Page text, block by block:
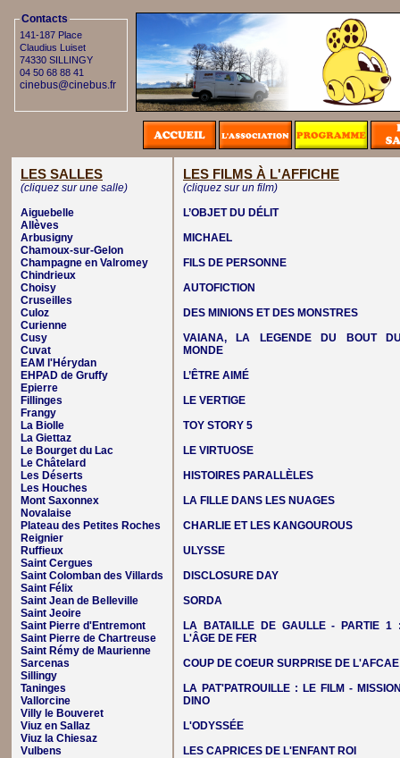
Contacts
141-187 Place
Claudius Luiset
74330 SILLINGY
04 50 68 88 41
cinebus@cinebus.fr
LES SALLES
(cliquez sur une salle)
Aiguebelle
Allèves
Arbusigny
Chamoux-sur-Gelon
Champagne en Valromey
Chindrieux
Choisy
Cruseilles
Culoz
Curienne
Cusy
Cuvat
EAM l'Hérydan
EHPAD de Gruffy
Epierre
Fillinges
Frangy
La Biolle
La Giettaz
Le Bourget du Lac
Le Châtelard
Les Déserts
Les Houches
Mont Saxonnex
Novalaise
Plateau des Petites Roches
Reignier
Ruffieux
Saint Cergues
Saint Colomban des Villards
Saint Félix
Saint Jean de Belleville
Saint Jeoire
Saint Pierre d'Entremont
Saint Pierre de Chartreuse
Saint Rémy de Maurienne
Sarcenas
Sillingy
Taninges
Vallorcine
Villy le Bouveret
Viuz en Sallaz
Viuz la Chiesaz
Vulbens
LES FILMS À L'AFFICHE
(cliquez sur un film)
L’OBJET DU DÉLIT
MICHAEL
FILS DE PERSONNE
AUTOFICTION
DES MINIONS ET DES MONSTRES
VAIANA, LA LEGENDE DU BOUT
MONDE
L’ÊTRE AIMÉ
LE VERTIGE
TOY STORY 5
LE VIRTUOSE
HISTOIRES PARALLÈLES
LA FILLE DANS LES NUAGES
CHARLIE ET LES KANGOUROUS
ULYSSE
DISCLOSURE DAY
SORDA
LA BATAILLE DE GAULLE - PARTIE 1
L'ÂGE DE FER
COUP DE COEUR SURPRISE DE L'AFCAE
LA PAT'PATROUILLE : LE FILM -
DINO
L'ODYSSÉE
LES CAPRICES DE L'ENFANT ROI